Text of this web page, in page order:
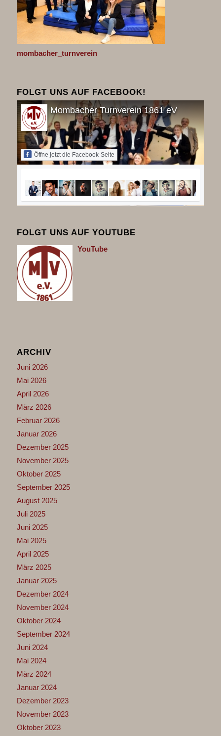
mombacher_turnverein
FOLGT UNS AUF FACEBOOK!
Mombacher Turnverein 1861 eV
Öffne jetzt die Facebook-Seite
FOLGT UNS AUF YOUTUBE
YouTube
ARCHIV
Juni 2026
Mai 2026
April 2026
März 2026
Februar 2026
Januar 2026
Dezember 2025
November 2025
Oktober 2025
September 2025
August 2025
Juli 2025
Juni 2025
Mai 2025
April 2025
März 2025
Januar 2025
Dezember 2024
November 2024
Oktober 2024
September 2024
Juni 2024
Mai 2024
März 2024
Januar 2024
Dezember 2023
November 2023
Oktober 2023